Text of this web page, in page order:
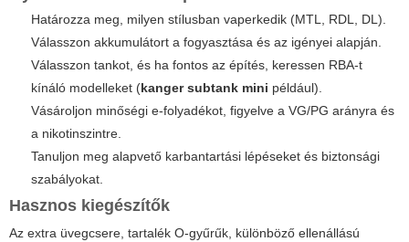
Határozza meg, milyen stílusban vaperkedik (MTL, RDL, DL).
Válasszon akkumulátort a fogyasztása és az igényei alapján.
Válasszon tankot, és ha fontos az építés, keressen RBA-t
kínáló modelleket (kanger subtank mini például).
Vásároljon minőségi e-folyadékot, figyelve a VG/PG arányra és
a nikotinszintre.
Tanuljon meg alapvető karbantartási lépéseket és biztonsági
szabályokat.
Hasznos kiegészítők
Az extra üvegcsere, tartalék O-gyűrűk, különböző ellenállású